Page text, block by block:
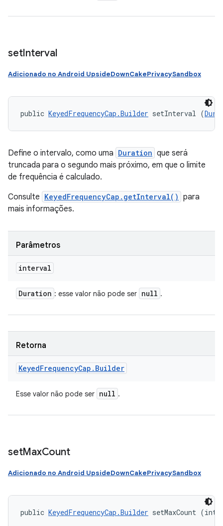
setInterval
Adicionado no Android UpsideDownCakePrivacySandbox
public KeyedFrequencyCap.Builder setInterval (
Define o intervalo, como uma Duration que será
truncada para o segundo mais próximo, em que o limite
de frequência é calculado.
Consulte KeyedFrequencyCap.getInterval() para
mais informações.
Parâmetros
interval
Duration : esse valor não pode ser null .
Retorna
KeyedFrequencyCap . Builder
Esse valor não pode ser null .
setMaxCount
Adicionado no Android UpsideDownCakePrivacySandbox
public KeyedFrequencyCap.Builder setMaxCount (int